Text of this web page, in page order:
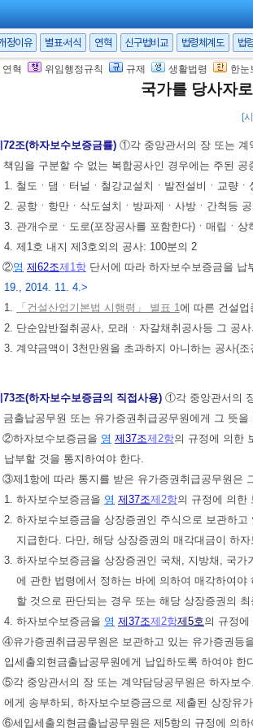
정이유 별표·서식 연혁 신구법비교 법령체계도 법
연혁 위임행정규칙 규제 생활법령 한눈
국가를 당사자
[
2. 계약상대자
3. 준공연월일
4. 하자발생내용 및 처리사항
72조(하자보수보증금률) ①각 중앙관서의 장 또는 계
책임을 구분할 수 없는 복합공사인 경우에는 주된
1. 철도ㆍ댐ㆍ터널ㆍ철강교설치ㆍ발전설비ㆍ교량
2. 공항ㆍ항만ㆍ삭도설치ㆍ방파제ㆍ사방ㆍ간척등
3. 관개수로ㆍ도로(포장공사를 포함한다)ㆍ매립ㆍ
4. 제1호 내지 제3호외의 공사: 100분의 2
②영 제62조제1항 단서에 따라 하자보수보증금을
19., 2014. 11. 4.>
1.
「건설산업기본법 시행령」 별표 1에 따른 건설
2. 단순암반절취공사, 모래ㆍ자갈채취공사등 그 공
3. 계약금액이 3천만원을 초과하지 아니하는 공사(
73조(하자보수보증금의 직접사용) ①각 중앙관서의
금출납공무원 또는 유가증권취급공무원에게 그 뜻
②하자보수보증금을 영 제37조제2항의 규정에 의한
납부할 것을 통지하여야 한다.
③제1항에 따라 통지를 받은 유가증권취급공무원은
1. 하자보수보증금을 영 제37조제2항의 규정에 의한
2. 하자보수보증금을 상장증권인 주식으로 보관하
지급한다. 다만, 해당 상장증권의 매각대금이 하
3. 하자보수보증금을 상장증권인 국채, 지방채, 국
에 관한 법령에서 정하는 바에 의하여 매각하여
할 것으로 판단되는 경우 또는 해당 상장증권의
4. 하자보수보증금을 영 제37조제2항제5호의 규정
④유가증권취급공무원은 보관하고 있는 유가증권등
입세출외현금출납공무원에게 납입하도록 하여야 한
⑤각 중앙관서의 장 또는 계약담당공무원은 하자보
에게 송부하되, 하자보수보증금으로 제출된 상장유
⑥세입세출외현금출납공무원은 제5항의 규정에 의